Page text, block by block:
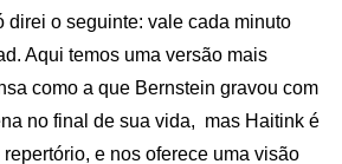
direi o seguinte: vale cada minuto
Aqui temos uma versão mais
como a que Bernstein gravou com
no final de sua vida, mas Haitink é
e nos oferece uma visão